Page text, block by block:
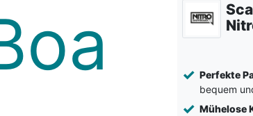
Perfekte
bequem
Mühelose